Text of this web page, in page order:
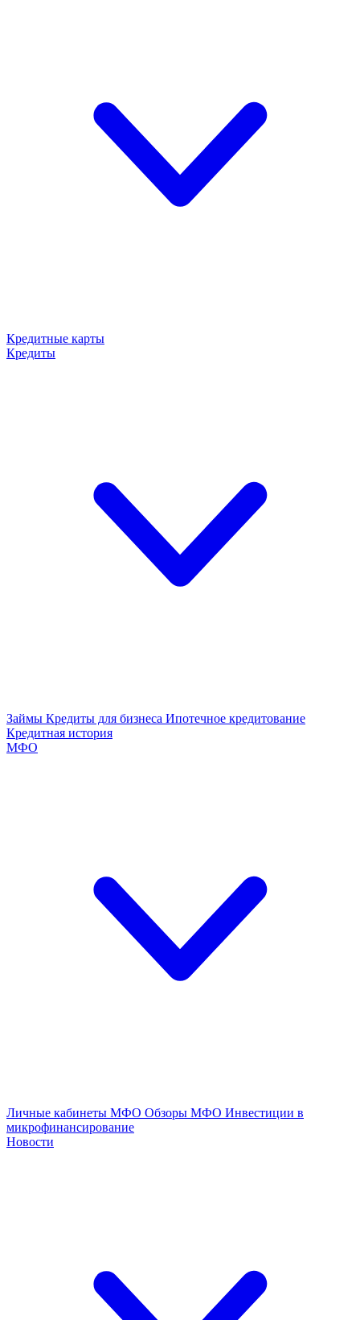
Кредитные карты
Кредиты
Займы Кредиты для бизнеса Ипотечное кредитование
Кредитная история
МФО
Личные кабинеты МФО Обзоры МФО Инвестиции в
микрофинансирование
Новости